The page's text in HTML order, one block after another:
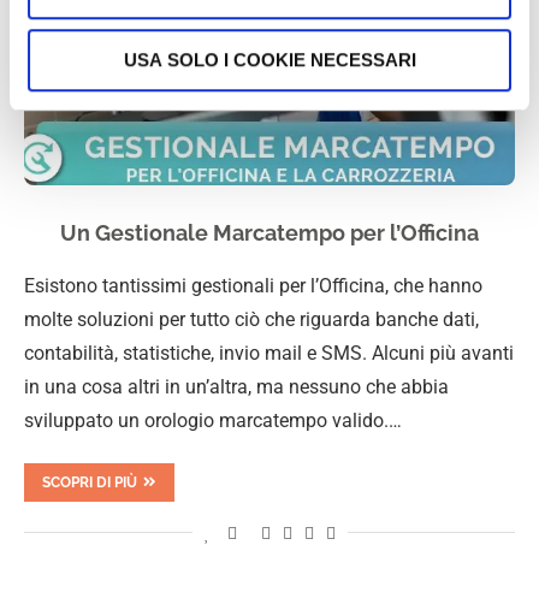
USA SOLO I COOKIE NECESSARI
Un Gestionale Marcatempo per l’Officina
Esistono tantissimi gestionali per l’Officina, che hanno
molte soluzioni per tutto ciò che riguarda banche dati,
contabilità, statistiche, invio mail e SMS. Alcuni più avanti
in una cosa altri in un’altra, ma nessuno che abbia
sviluppato un orologio marcatempo valido.…
SCOPRI DI PIÙ